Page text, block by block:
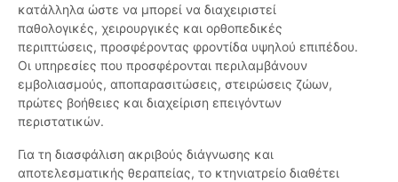
κατάλληλα ώστε να μπορεί να διαχειριστεί
παθολογικές, χειρουργικές και ορθοπεδικές
περιπτώσεις, προσφέροντας φροντίδα υψηλού επιπέδου.
Οι υπηρεσίες που προσφέρονται περιλαμβάνουν
εμβολιασμούς, αποπαρασιτώσεις, στειρώσεις ζώων,
πρώτες βοήθειες και διαχείριση επειγόντων
περιστατικών.
Για τη διασφάλιση ακριβούς διάγνωσης και
αποτελεσματικής θεραπείας, το κτηνιατρείο διαθέτει